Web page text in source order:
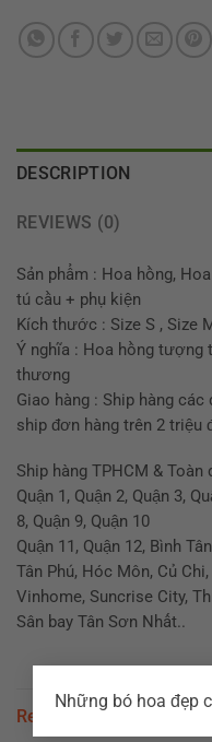
Những bó hoa đẹp
DESCRIPTION
REVIEWS (0)
Sản phẩm : Hoa hồng,
tú cầu + phụ kiện
Kích thước : Size S , Size
Ý nghĩa : Hoa hồng tượng
thương
Giao hàng : Ship hàng
ship đơn hàng trên 2 triệu
Ship hàng TPHCM & Toàn
Quận 1, Quận 2, Quận 3,
8, Quận 9, Quận 10
Quận 11, Quận 12, Bình
Tân Phú, Hóc Môn, Củ
Vinhome, Suncrise City,
Sân bay Tân Sơn Nhất..
Related products